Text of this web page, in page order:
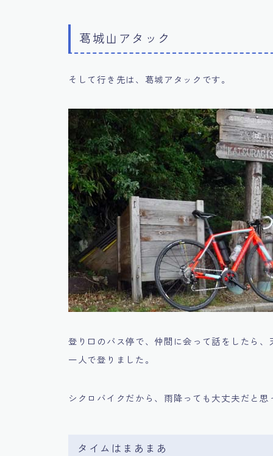
葛城山アタック
そして行き先は、葛城アタックです。
登り口のバス停で、仲間に会って話をしたら、
一人で登りました。
シクロバイクだから、雨降っても大丈夫だと思
タイムはまあまあ